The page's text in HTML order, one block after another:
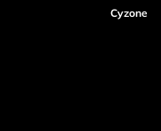
Cyzone